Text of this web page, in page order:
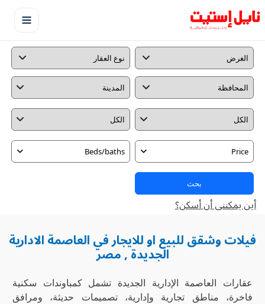
Price
Beds/baths
بحث
أين يمكننى أن أسكن؟
فيلات وشقق للبيع او للايجار في العاصمة الادارية
الجديدة , مصر
عقارات العاصمة الإدارية الجديدة تشمل كمباوندات سكنية
فاخرة، مناطق تجارية وإدارية، تصميمات حديثة، ومرافق